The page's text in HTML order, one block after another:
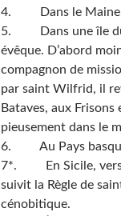
4. Dans le Maine,
5. Dans une île du
évêque. D’abord
compagnon de
par saint Wilfrid, il
Bataves, aux
pieusement dans le
6. Au Pays basque,
7*. En Sicile, vers
suivit la Règle de
cénobitique.